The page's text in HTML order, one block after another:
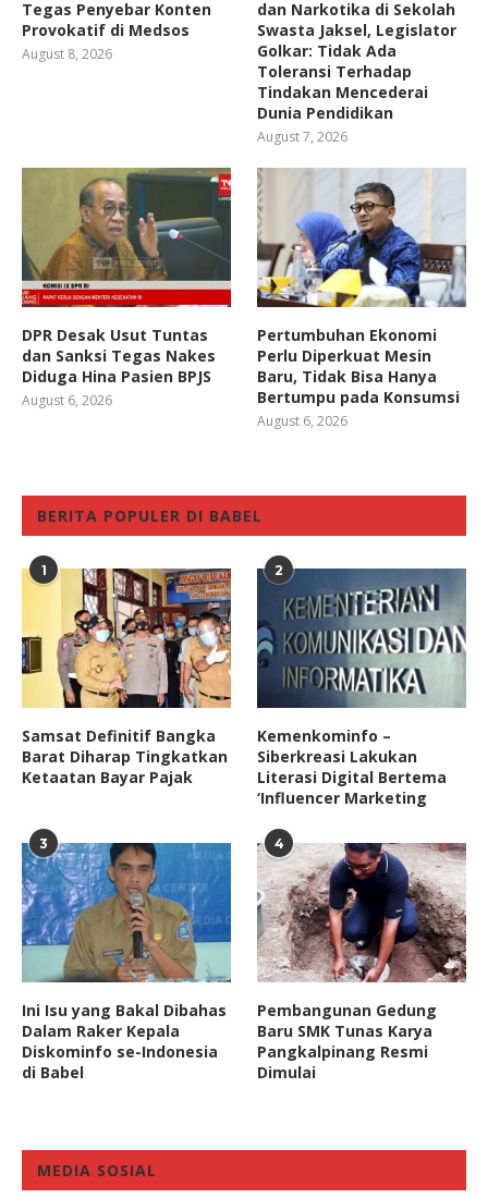
Tegas Penyebar Konten
Provokatif di Medsos
August 8, 2026
dan Narkotika di Sekolah
Swasta Jaksel, Legislator
Golkar: Tidak Ada
Toleransi Terhadap
Tindakan Mencederai
Dunia Pendidikan
August 7, 2026
DPR Desak Usut Tuntas
dan Sanksi Tegas Nakes
Diduga Hina Pasien BPJS
August 6, 2026
Pertumbuhan Ekonomi
Perlu Diperkuat Mesin
Baru, Tidak Bisa Hanya
Bertumpu pada Konsumsi
August 6, 2026
BERITA POPULER DI BABEL
1
Samsat Definitif Bangka
Barat Diharap Tingkatkan
Ketaatan Bayar Pajak
2
Kemenkominfo –
Siberkreasi Lakukan
Literasi Digital Bertema
‘Influencer Marketing
3
Ini Isu yang Bakal Dibahas
Dalam Raker Kepala
Diskominfo se-Indonesia
di Babel
4
Pembangunan Gedung
Baru SMK Tunas Karya
Pangkalpinang Resmi
Dimulai
MEDIA SOSIAL